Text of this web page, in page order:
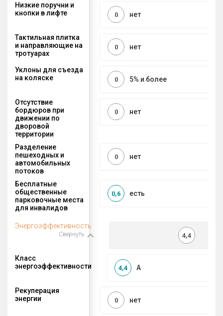
Низкие поручни и
кнопки в лифте
нет
0
Тактильная плитка
и направляющие на
тротуарах
нет
0
Уклоны для съезда
на коляске
5% и более
0
Отсутствие
бордюров при
движении по
дворовой
территории
нет
0
Разделение
пешеходных и
автомобильных
потоков
нет
0
Бесплатные
общественные
парковочные места
для инвалидов
есть
0,6
Энергоэффективность
Свернуть 4,4
Класс
энергоэффективности
A
4,4
Рекуперация
энергии
нет
0